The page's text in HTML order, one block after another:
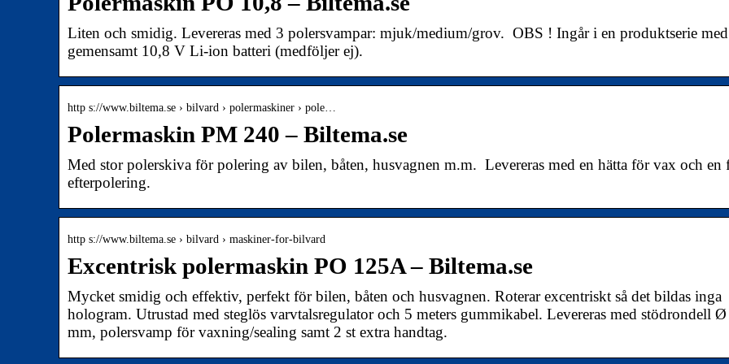
Liten och smidig. Levereras med 3 polersvampar: mjuk/medium/grov. OBS ! Ingår i en produktserie med
gemensamt 10,8 V Li-ion batteri (medföljer ej).
http s://www.biltema.se › bilvard › polermaskiner › pole…
Polermaskin PM 240 – Biltema.se
Med stor polerskiva för polering av bilen, båten, husvagnen m.m. Levereras med en hätta för vax och en
efterpolering.
http s://www.biltema.se › bilvard › maskiner-for-bilvard
Excentrisk polermaskin PO 125A – Biltema.se
Mycket smidig och effektiv, perfekt för bilen, båten och husvagnen. Roterar excentriskt så det bildas inga
hologram. Utrustad med steglös varvtalsregulator och 5 meters gummikabel. Levereras med stödrondell
mm, polersvamp för vaxning/sealing samt 2 st extra handtag.